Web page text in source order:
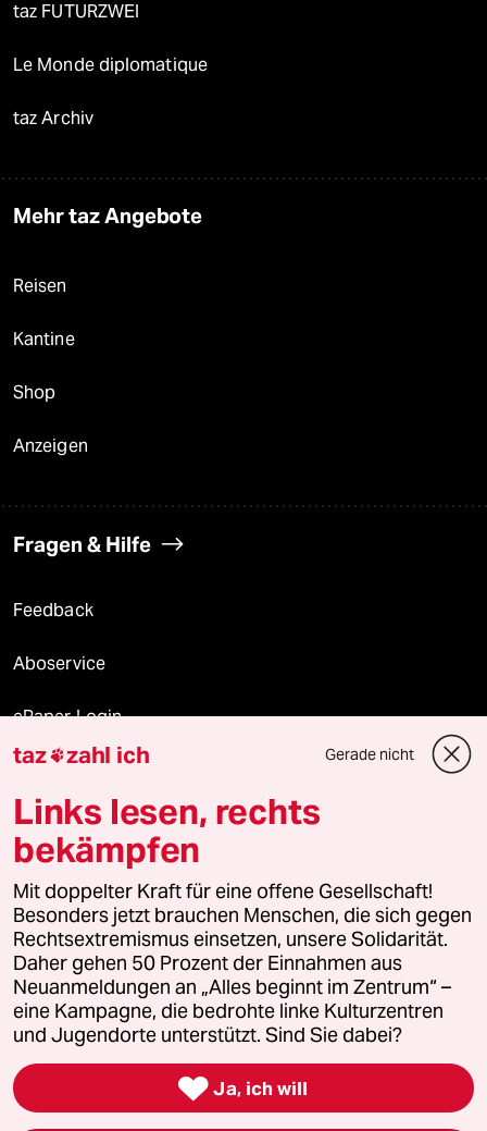
taz FUTURZWEI
Le Monde diplomatique
taz Archiv
Mehr taz Angebote
Reisen
Kantine
Shop
Anzeigen
Fragen & Hilfe
Feedback
Aboservice
ePaper Login
Downloads für Abonnierende
© 2026 taz Verlags und Vertriebs GmbH
Alle Rechte vorbehalten. Bei rechtlichen Fragen oder für Genehmigungen
wenden Sie sich bitte an
lizenzen@taz.de
Feedback Redaktionsstatut Kommune-Richtlinien
Leitlinie Informant Datenschutz Impressum AGB
Seitenwende Einwilligungen widerrufen (Ads)
taz zahl ich Gerade nicht
Links lesen, rechts
bekämpfen
Mit doppelter Kraft für eine offene Gesellschaft!
Besonders jetzt brauchen Menschen, die sich gegen
Rechtsextremismus einsetzen, unsere Solidarität.
Daher gehen 50 Prozent der Einnahmen aus
Neuanmeldungen an „Alles beginnt im Zentrum“ –
eine Kampagne, die bedrohte linke Kulturzentren
und Jugendorte unterstützt. Sind Sie dabei?
 Ja, ich will